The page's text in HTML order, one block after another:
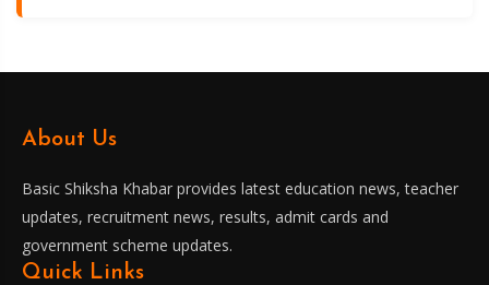
About Us
Basic Shiksha Khabar provides latest education news, teacher
updates, recruitment news, results, admit cards and
government scheme updates.
Quick Links